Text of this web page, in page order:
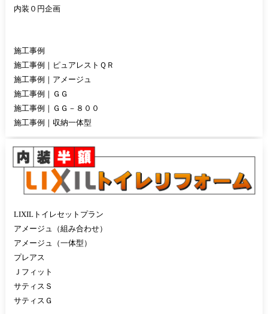
内装０円企画
施工事例
施工事例｜ピュアレストＱＲ
施工事例｜アメージュ
施工事例｜ＧＧ
施工事例｜ＧＧ－８００
施工事例｜収納一体型
LIXILトイレセットプラン
アメージュ（組み合わせ）
アメージュ（一体型）
プレアス
Ｊフィット
サティスＳ
サティスＧ